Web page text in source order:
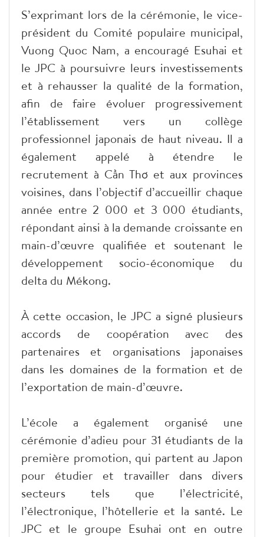
S’exprimant lors de la cérémonie, le vice-
président du Comité populaire municipal,
Vuong Quoc Nam, a encouragé Esuhai et
le JPC à poursuivre leurs investissements
et à rehausser la qualité de la formation,
afin de faire évoluer progressivement
l’établissement vers un collège
professionnel japonais de haut niveau. Il a
également appelé à étendre le
recrutement à Cần Thơ et aux provinces
voisines, dans l’objectif d’accueillir chaque
année entre 2 000 et 3 000 étudiants,
répondant ainsi à la demande croissante en
main-d’œuvre qualifiée et soutenant le
développement socio-économique du
delta du Mékong.
À cette occasion, le JPC a signé plusieurs
accords de coopération avec des
partenaires et organisations japonaises
dans les domaines de la formation et de
l’exportation de main-d’œuvre.
L’école a également organisé une
cérémonie d’adieu pour 31 étudiants de la
première promotion, qui partent au Japon
pour étudier et travailler dans divers
secteurs tels que l’électricité,
l’électronique, l’hôtellerie et la santé. Le
JPC et le groupe Esuhai ont en outre